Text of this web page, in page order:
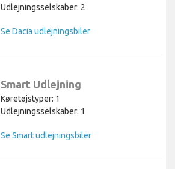
Udlejningsselskaber: 2
Se Dacia udlejningsbiler
Smart Udlejning
Køretøjstyper: 1
Udlejningsselskaber: 1
Se Smart udlejningsbiler